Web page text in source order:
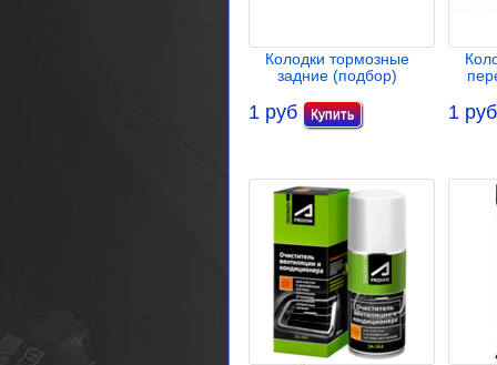
Колодки тормозные
задние (подбор)
1 руб 1 руб